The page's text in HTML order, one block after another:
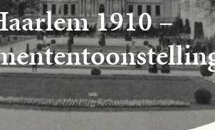
1910 –